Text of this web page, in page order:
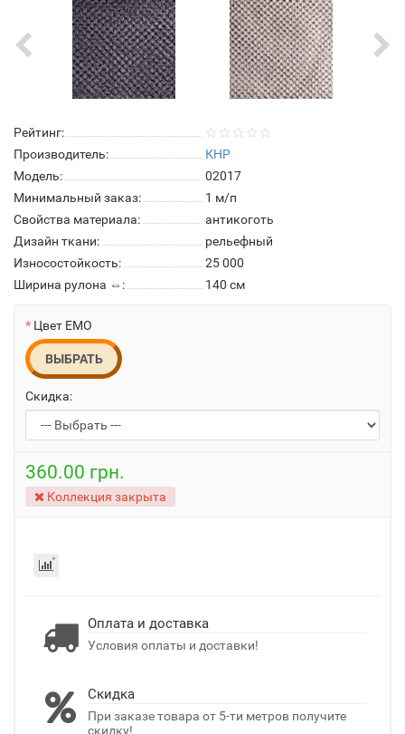
Рейтинг:
Производитель:
КНР
Модель:
02017
Минимальный заказ:
1 м/п
Свойства материала:
антикоготь
Дизайн ткани:
рельефный
Износостойкость:
25 000
Ширина рулона ⇔:
140 см
Цвет EMO
ВЫБРАТЬ
Скидка:
360.00 грн.
Коллекция закрыта
Оплата и доставка
Условия оплаты и доставки!
Скидка
При заказе товара от 5-ти метров получите
скидку!